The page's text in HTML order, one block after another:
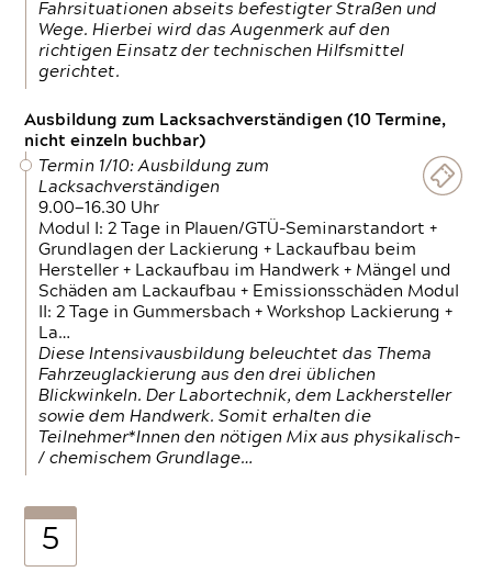
Fahrsituationen abseits befestigter Straßen und
Wege. Hierbei wird das Augenmerk auf den
richtigen Einsatz der technischen Hilfsmittel
gerichtet.
Ausbildung zum Lacksachverständigen (10 Termine,
nicht einzeln buchbar)
Termin 1/10: Ausbildung zum
Lacksachverständigen
9.00—16.30 Uhr
Modul I: 2 Tage in Plauen/GTÜ-Seminarstandort +
Grundlagen der Lackierung + Lackaufbau beim
Hersteller + Lackaufbau im Handwerk + Mängel und
Schäden am Lackaufbau + Emissionsschäden Modul
II: 2 Tage in Gummersbach + Workshop Lackierung +
La…
Diese Intensivausbildung beleuchtet das Thema
Fahrzeuglackierung aus den drei üblichen
Blickwinkeln. Der Labortechnik, dem Lackhersteller
sowie dem Handwerk. Somit erhalten die
Teilnehmer*Innen den nötigen Mix aus physikalisch-
/ chemischem Grundlage…
5